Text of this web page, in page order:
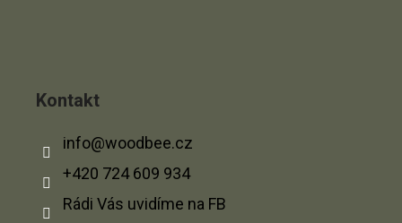
Kontakt
info@woodbee.cz
+420 724 609 934
Rádi Vás uvidíme na FB